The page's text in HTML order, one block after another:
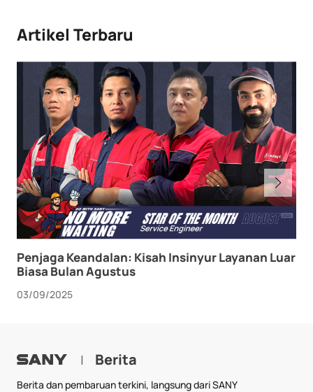
Artikel Terbaru
Penjaga Keandalan: Kisah Insinyur Layanan Luar
Biasa Bulan Agustus
03/09/2025
| Berita
Berita dan pembaruan terkini, langsung dari SANY